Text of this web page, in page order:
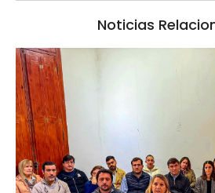
Noticias